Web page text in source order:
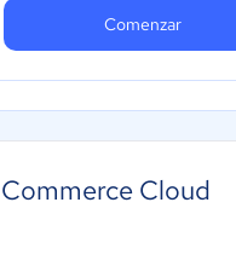
Comenzar
Cloud